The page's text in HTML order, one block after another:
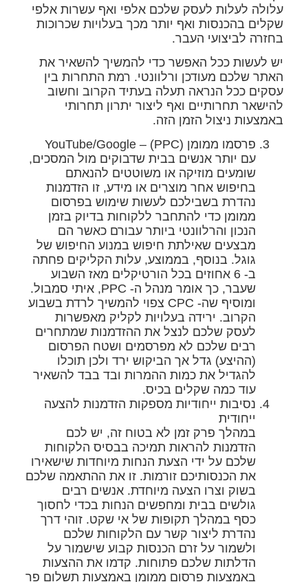
עלולה לעלות לעסק שלכם אלפי ואף עשרות אלפי
שקלים בהכנסות ואף יותר מכך בעלויות שכרוכות
בחזרה לביצועי העבר.
יש לעשות ככל האפשר כדי להמשיך להשאיר את
האתר שלכם מעודכן ורלוונטי. רמת התחרות בין
עסקים ככל הנראה תעלה בעתיד הקרוב וחשוב
להישאר תחרותיים ואף ליצור יתרון תחרותי
באמצעות ניצול הזמן הזה.
פרסמו ממומן (PPC) – YouTube/Google
עם יותר אנשים בבית שדבוקים מול המסכים,
שומעים מוזיקה או משוטטים להנאתם
בחיפוש אחר מוצרים או מידע, זו הזדמנות
נהדרת בשבילכם לעשות שימוש בפרסום
ממומן כדי להתחבר ללקוחות בדיוק בזמן
הנכון והרלוונטי ביותר עבורם כאשר הם
מבצעים שאילתת חיפוש במנוע החיפוש של
גוגל. בנוסף, בממוצע, עלות הקליקים פחתה
ב- 6 אחוזים בכל הורטיקלים מאז השבוע
שעבר, כך אומר מנהל ה- PPC, איתי סמבול.
ומוסיף שה- CPC צפוי להמשיך לרדת בשבוע
הקרוב. ירידה בעלויות לקליק מאפשרות
לעסק שלכם לנצל את ההזדמנות שמתחרים
רבים שלכם לא מפרסמים ושטח הפרסום
(ההיצע) גדל אך הביקוש ירד ולכן תוכלו
להגדיל את כמות ההמרות ובד בבד להשאיר
עוד כמה שקלים בכיס.
נסיבות ייחודיות מספקות הזדמנות להצעה
ייחודית
במהלך פרק זמן לא בטוח זה, יש לכם
הזדמנות להראות תמיכה בבסיס הלקוחות
שלכם על ידי הצעת הנחות מיוחדות שישאירו
את הכנסותיכם זורמות. זו את ההתאמה שלכם
בשוק וצרו הצעה מיוחדת. אנשים רבים
גולשים בבית ומחפשים הנחות בכדי לחסוך
כסף במהלך תקופות של אי שקט. זוהי דרך
נהדרת ליצור קשר עם הלקוחות שלכם
ולשמור על זרם הכנסות קבוע שישמור על
הדלתות שלכם פתוחות. קדמו את ההצעות
באמצעות פרסום ממומן באמצעות תשלום פר